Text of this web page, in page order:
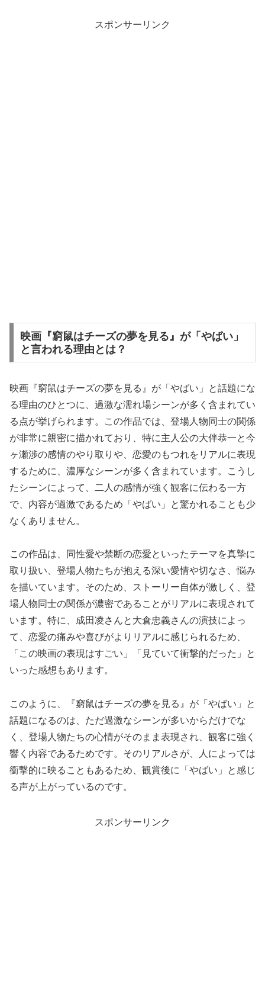
スポンサーリンク
映画『窮鼠はチーズの夢を見る』が「やばい」
と言われる理由とは？
映画『窮鼠はチーズの夢を見る』が「やばい」と話題にな
る理由のひとつに、過激な濡れ場シーンが多く含まれてい
る点が挙げられます。この作品では、登場人物同士の関係
が非常に親密に描かれており、特に主人公の大伴恭一と今
ヶ瀬渉の感情のやり取りや、恋愛のもつれをリアルに表現
するために、濃厚なシーンが多く含まれています。こうし
たシーンによって、二人の感情が強く観客に伝わる一方
で、内容が過激であるため「やばい」と驚かれることも少
なくありません。
この作品は、同性愛や禁断の恋愛といったテーマを真摯に
取り扱い、登場人物たちが抱える深い愛情や切なさ、悩み
を描いています。そのため、ストーリー自体が激しく、登
場人物同士の関係が濃密であることがリアルに表現されて
います。特に、成田凌さんと大倉忠義さんの演技によっ
て、恋愛の痛みや喜びがよりリアルに感じられるため、
「この映画の表現はすごい」「見ていて衝撃的だった」と
いった感想もあります。
このように、『窮鼠はチーズの夢を見る』が「やばい」と
話題になるのは、ただ過激なシーンが多いからだけでな
く、登場人物たちの心情がそのまま表現され、観客に強く
響く内容であるためです。そのリアルさが、人によっては
衝撃的に映ることもあるため、観賞後に「やばい」と感じ
る声が上がっているのです。
スポンサーリンク